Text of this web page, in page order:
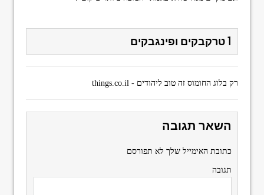
1 טרקבקים ופינגבקים
רק בלוג החומוס זה טוב ליהודים - things.co.il
השאר תגובה
כתובת האימייל שלך לא תפורסם
תגובה